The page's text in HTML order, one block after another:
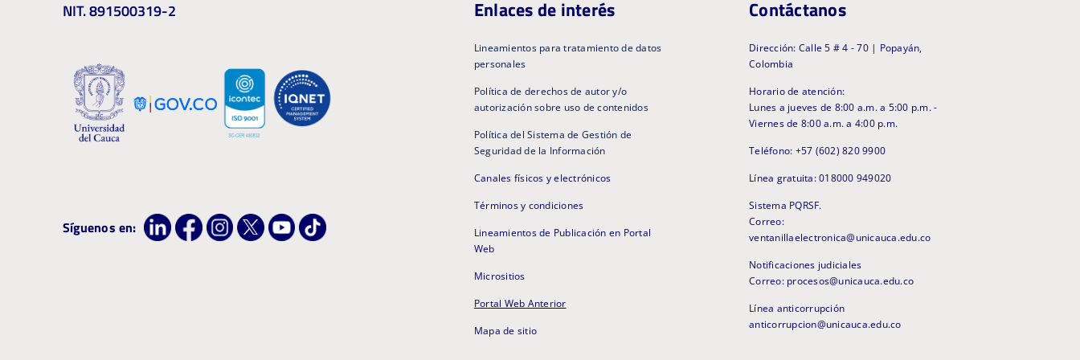
NIT. 891500319-2
Síguenos en:
Enlaces de interés
Lineamientos para tratamiento de datos
personales
Política de derechos de autor y/o
autorización sobre uso de contenidos
Política del Sistema de Gestión de
Seguridad de la Información
Canales físicos y electrónicos
Términos y condiciones
Lineamientos de Publicación en Portal
Web
Micrositios
Portal Web Anterior
Mapa de sitio
Contáctanos
Dirección: Calle 5 # 4 - 70 | Popayán,
Colombia
Horario de atención:
Lunes a jueves de 8:00 a.m. a 5:00 p.m. -
Viernes de 8:00 a.m. a 4:00 p.m.
Teléfono: +57 (602) 820 9900
Línea gratuita: 018000 949020
Sistema PQRSF.
Correo:
ventanillaelectronica@unicauca.edu.co
Notificaciones judiciales
Correo: procesos@unicauca.edu.co
Línea anticorrupción
anticorrupcion@unicauca.edu.co